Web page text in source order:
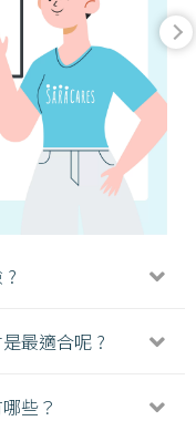
?
最適合呢 ?
些？